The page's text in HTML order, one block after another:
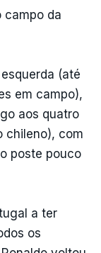
campo da
(até
em campo),
aos quatro
chileno), com
poste pouco
a ter
os